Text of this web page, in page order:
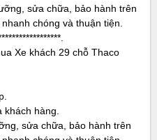
sửa chữa, bảo hành trên
chóng và thuận tiện.
Xe khách 29 chỗ Thaco
hàng.
sửa chữa, bảo hành trên